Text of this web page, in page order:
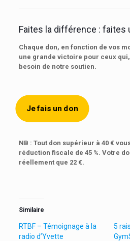
Faites la différence : faites
Chaque don, en fonction de vos
une grande victoire pour ceux
besoin de notre soutien.
Je fais un don
NB : Tout don supérieur à 40 €
réduction fiscale de 45 %. Votre
réellement que 22 €.
Similaire
RTBF – Témoignage à la
radio d’Yvette
5